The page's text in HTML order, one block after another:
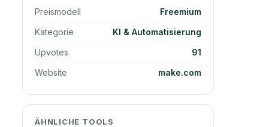
Preismodell
Freemium
Kategorie
KI & Automatisierung
Upvotes
91
Website
make.com
ÄHNLICHE TOOLS